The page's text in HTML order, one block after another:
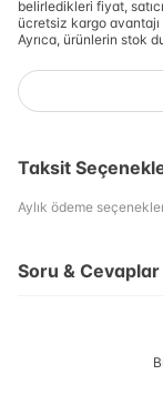
belirledikleri fiyat,
ücretsiz kargo avantajı
Ayrıca, ürünlerin stok
Taksit
Aylık ödeme
Soru & Cevaplar